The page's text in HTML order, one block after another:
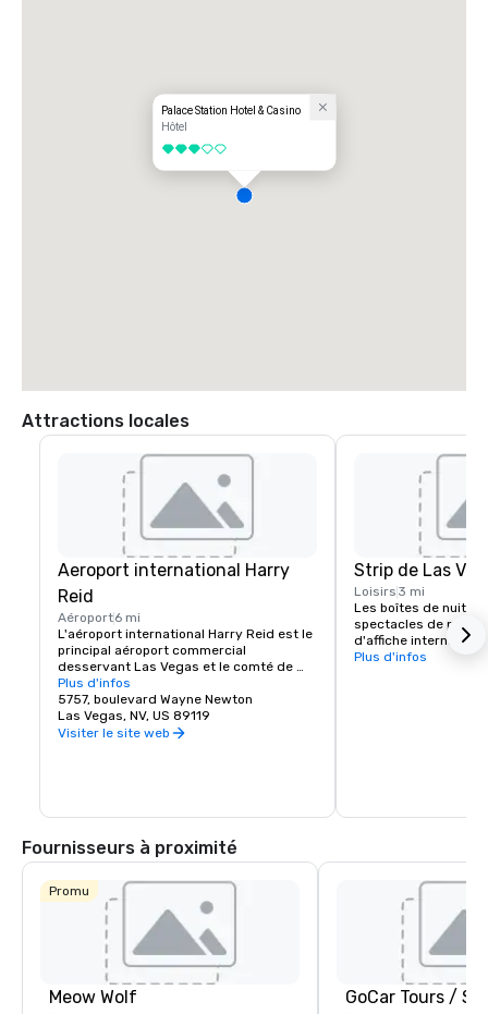
Palace Station Hotel & Casino
Hôtel
3 sur 5
Attractions locales
Aeroport international Harry
Reid
Aéroport6 mi
L'aéroport international Harry Reid est le
principal aéroport commercial
desservant Las Vegas et le comté de
Clark, dans le Nevada, aux États-Unis.
L'aéroport se trouve à 8 km au sud du
centre-ville de Las Vegas, dans la zone
non constituée en société de Paradise,
Plus d'infos
5757, boulevard Wayne Newton
Las Vegas, NV, US 89119
Visiter le site web
Strip de Las
Loisirs 3 mi
Les boîtes de nuit,
spectacles de
d'affiche
de la scène du
Plus d'infos
Fournisseurs à proximité
Promu
Meow Wolf